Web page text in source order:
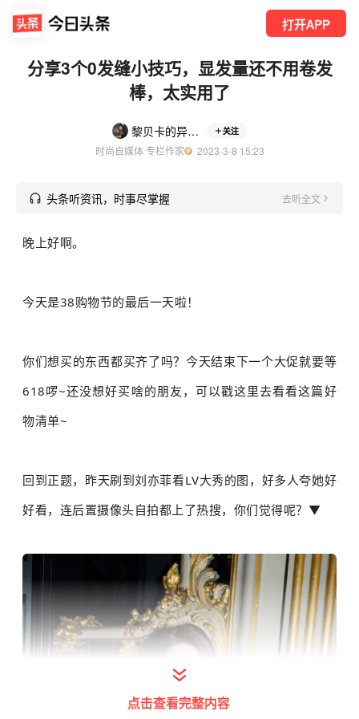
打开APP
分享3个0发缝小技巧，显发量还不用卷发
棒，太实用了
黎贝卡的异想世界 关注
时尚自媒体 专栏作家
  2023-3-8 15:23
头条听资讯，时事尽掌握 去听全文
晚上好啊。
今天是38购物节的最后一天啦！
你们想买的东西都买齐了吗？今天结束下一个大促就要等
618啰~还没想好买啥的朋友，可以戳这里去看看这篇好
物清单~
回到正题，昨天刷到刘亦菲看LV大秀的图，好多人夸她好
好看，连后置摄像头自拍都上了热搜，你们觉得呢？▼
点击查看完整内容